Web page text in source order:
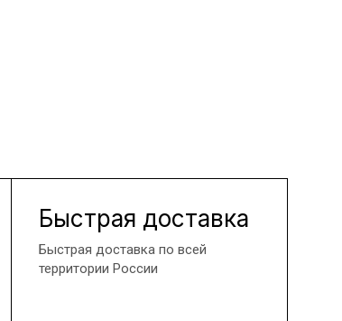
Быстрая доставка
Быстрая доставка по всей
территории России